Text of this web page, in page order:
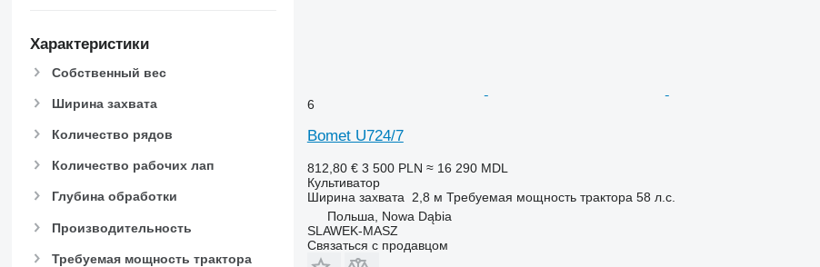
Характеристики
Собственный вес
Ширина захвата
Количество рядов
Количество рабочих лап
Глубина обработки
Производительность
Требуемая мощность трактора
6
Bomet U724/7
812,80 € 3 500 PLN ≈ 16 290 MDL
Культиватор
Ширина захвата
2,8 м Требуемая мощность трактора 58 л.с.
Польша, Nowa Dąbia
SLAWEK-MASZ
Связаться с продавцом